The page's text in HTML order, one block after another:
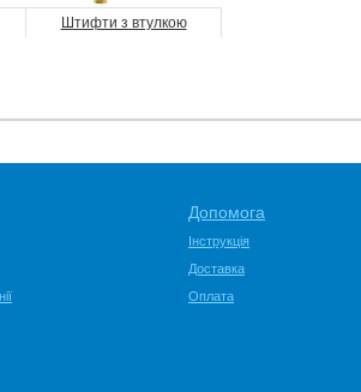
Штифти з втулкою
Допомога
Інструкція
Доставка
Оплата